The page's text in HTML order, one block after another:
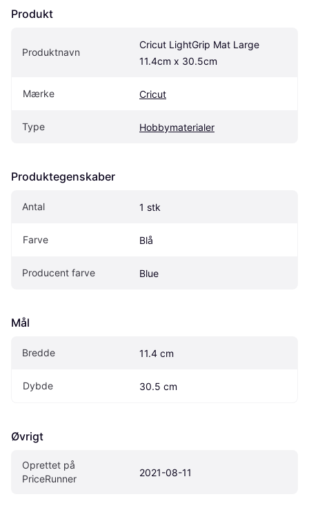
Produkt
Produktnavn
Cricut LightGrip Mat Large
11.4cm x 30.5cm
Mærke Cricut
Type Hobbymaterialer
Produktegenskaber
Antal 1 stk
Farve Blå
Producent farve Blue
Mål
Bredde 11.4 cm
Dybde 30.5 cm
Øvrigt
Oprettet på
PriceRunner
2021-08-11